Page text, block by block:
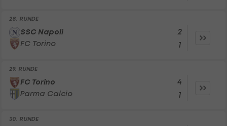
28. RUNDE
SSC Napoli
FC Torino
2
1
29. RUNDE
FC Torino
Parma Calcio
4
1
30. RUNDE